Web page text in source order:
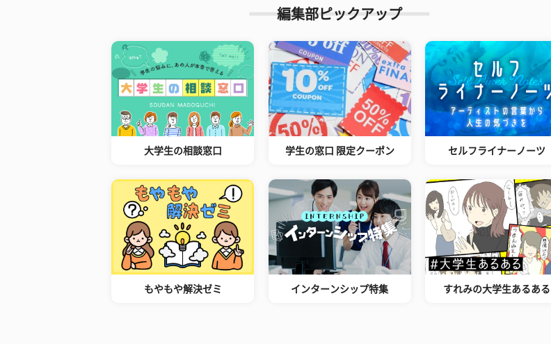
編集部ピックアップ
大学生の相談窓口 学生の窓口 限定クーポン セルフライナーノーツ
もやもや解決ゼミ インターンシップ特集 すれみの大学生あるある